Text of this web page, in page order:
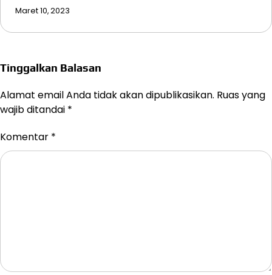
Maret 10, 2023
Tinggalkan Balasan
Alamat email Anda tidak akan dipublikasikan. Ruas yang
wajib ditandai *
Komentar *